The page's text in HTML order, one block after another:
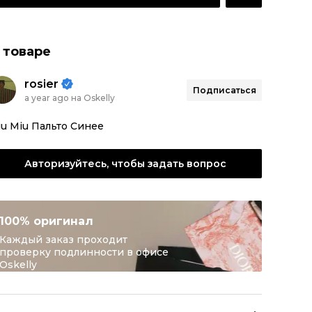
rosier
a year ago на Oskelly
Подписаться
Miu Пальто Синее
Авторизуйтесь, чтобы задать вопрос
100% оригинал
Каждый заказ проходит
проверку подлинности в офисе
Oskelly